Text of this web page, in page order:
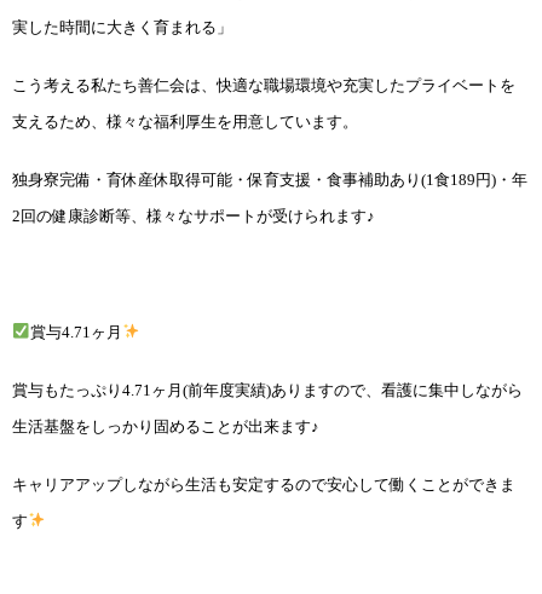
実した時間に大きく育まれる」
こう考える私たち善仁会は、快適な職場環境や充実したプライベートを
支えるため、様々な福利厚生を用意しています。
独身寮完備・育休産休取得可能・保育支援・食事補助あり(1食189円)・年
2回の健康診断等、様々なサポートが受けられます♪
賞与4.71ヶ月
賞与もたっぷり4.71ヶ月(前年度実績)ありますので、看護に集中しながら
生活基盤をしっかり固めることが出来ます♪
キャリアアップしながら生活も安定するので安心して働くことができま
す